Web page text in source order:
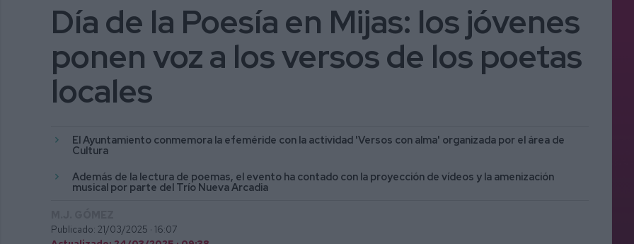
Día de la Poesía en Mijas: los jóvenes
ponen voz a los versos de los poetas
locales
El Ayuntamiento conmemora la efeméride con la actividad 'Versos con alma' organizada por el área de
Cultura
Además de la lectura de poemas, el evento ha contado con la proyección de vídeos y la amenización
musical por parte del Trío Nueva Arcadia
Publicado: 21/03/2025 · 16:07